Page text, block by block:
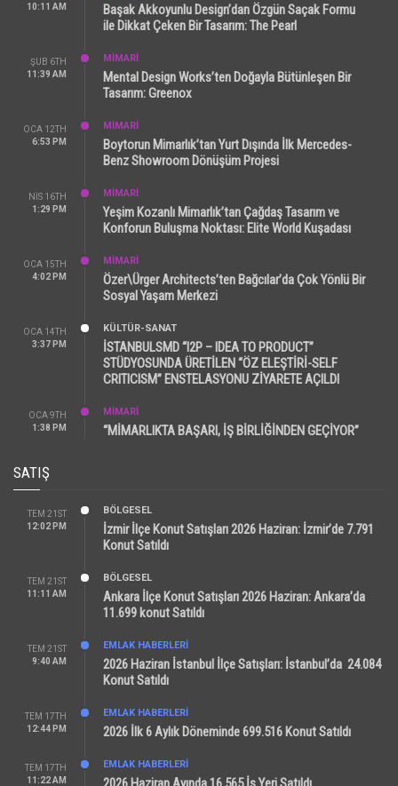
10:11 AM
Başak Akkoyunlu Design’dan Özgün Saçak Formu
ile Dikkat Çeken Bir Tasarım: The Pearl
ŞUB 6TH
11:39 AM
MİMARİ
Mental Design Works’ten Doğayla Bütünleşen Bir
Tasarım: Greenox
OCA 12TH
6:53 PM
MİMARİ
Boytorun Mimarlık’tan Yurt Dışında İlk Mercedes-
Benz Showroom Dönüşüm Projesi
NIS 16TH
1:29 PM
MİMARİ
Yeşim Kozanlı Mimarlık’tan Çağdaş Tasarım ve
Konforun Buluşma Noktası: Elite World Kuşadası
OCA 15TH
4:02 PM
MİMARİ
Özer\Ürger Architects’ten Bağcılar’da Çok Yönlü Bir
Sosyal Yaşam Merkezi
OCA 14TH
3:37 PM
KÜLTÜR-SANAT
İSTANBULSMD “I2P – IDEA TO PRODUCT”
STÜDYOSUNDA ÜRETİLEN “ÖZ ELEŞTİRİ-SELF
CRITICISM” ENSTELASYONU ZİYARETE AÇILDI
OCA 9TH
1:38 PM
MİMARİ
“MİMARLIKTA BAŞARI, İŞ BİRLİĞİNDEN GEÇİYOR”
SATIŞ
TEM 21ST
12:02 PM
BÖLGESEL
İzmir İlçe Konut Satışları 2026 Haziran: İzmir’de 7.791
Konut Satıldı
TEM 21ST
11:11 AM
BÖLGESEL
Ankara İlçe Konut Satışları 2026 Haziran: Ankara’da
11.699 konut Satıldı
TEM 21ST
9:40 AM
EMLAK HABERLERI
2026 Haziran İstanbul İlçe Satışları: İstanbul’da 24.084
Konut Satıldı
TEM 17TH
12:44 PM
EMLAK HABERLERI
2026 İlk 6 Aylık Döneminde 699.516 Konut Satıldı
TEM 17TH
11:22 AM
EMLAK HABERLERI